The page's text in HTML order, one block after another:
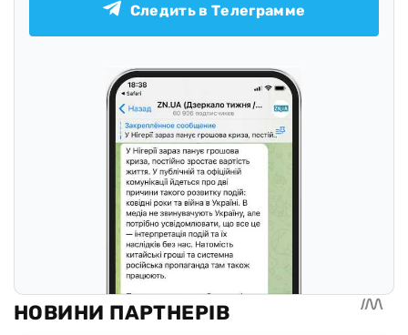
Следить в Телеграмме